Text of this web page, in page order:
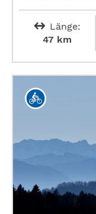
Länge:
47 km